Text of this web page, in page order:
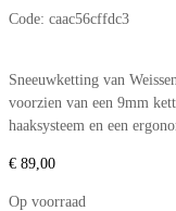
Code: caac56cffdc3
Sneeuwketting van
voorzien van een 9mm
haaksysteem en een
€ 89,00
Op voorraad